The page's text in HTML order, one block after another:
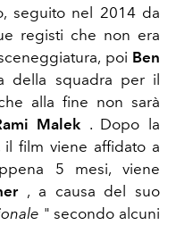
seguito nel 2014 da
registi che non era
poi Ben
della squadra per il
alla fine non sarà
Malek . Dopo la
film viene affidato a
5 mesi, viene
, a causa del suo
" secondo alcuni